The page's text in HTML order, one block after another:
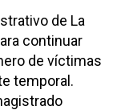
de La
continuar
de víctimas
temporal.